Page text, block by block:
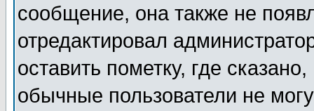
сообщение, она также не
отредактировал
оставить пометку, где
обычные пользователи не